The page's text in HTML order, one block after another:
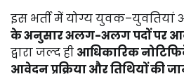
इस भर्ती में योग्य युवक–युवतियां
के अनुसार अलग-अलग पदों पर
द्वारा जल्द ही आधिकारिक
आवेदन प्रक्रिया और तिथियों की